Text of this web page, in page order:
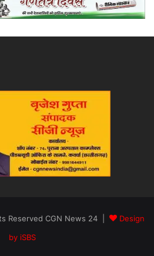
Reserved CGN News 24 |
Design
by iSBS